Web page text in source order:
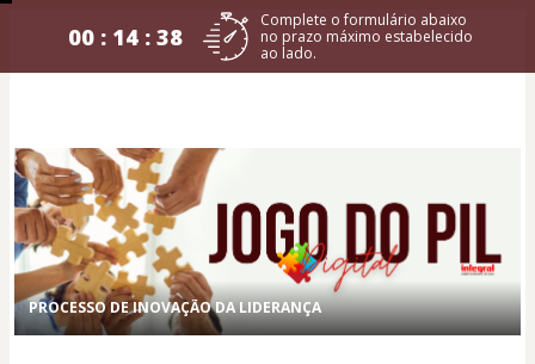
00 : 14 : 38
Complete o formulário abaixo
no prazo máximo estabelecido
ao lado.
PROCESSO DE INOVAÇÃO DA LIDERANÇA